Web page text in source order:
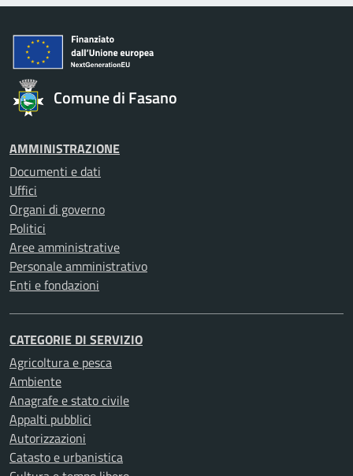
Comune di Fasano
AMMINISTRAZIONE
Documenti e dati
Uffici
Organi di governo
Politici
Aree amministrative
Personale amministrativo
Enti e fondazioni
CATEGORIE DI SERVIZIO
Agricoltura e pesca
Ambiente
Anagrafe e stato civile
Appalti pubblici
Autorizzazioni
Catasto e urbanistica